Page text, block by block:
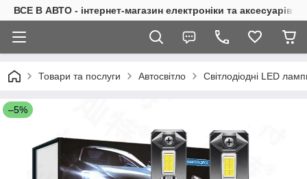
ВСЕ В АВТО - інтернет-магазин електроніки та аксесуарів в
Товари та послуги Автосвітло Світлодіодні LED
–5%